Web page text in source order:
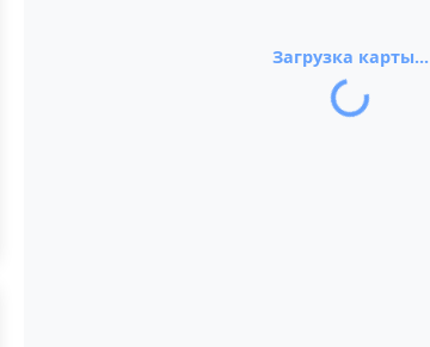
Загрузка карты...